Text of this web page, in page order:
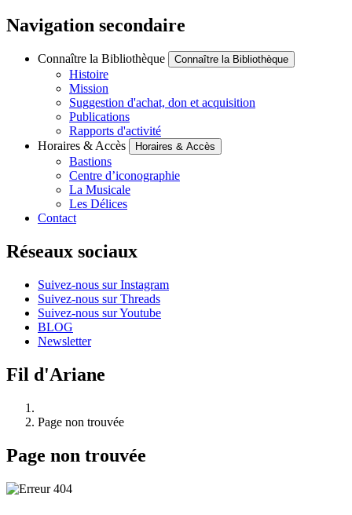
Navigation secondaire
Connaître la Bibliothèque Connaître la Bibliothèque
Histoire
Mission
Suggestion d'achat, don et acquisition
Publications
Rapports d'activité
Horaires & Accès
Horaires & Accès
Bastions
Centre d’iconographie
La Musicale
Les Délices
Contact
Réseaux sociaux
Suivez-nous sur Instagram
Suivez-nous sur Threads
Suivez-nous sur Youtube
BLOG
Newsletter
Fil d'Ariane
Page non trouvée
Page non trouvée